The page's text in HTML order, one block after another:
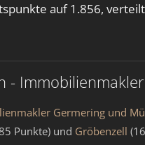
auf 1.856,
-
Germering und
Punkte) und Gröbenzell